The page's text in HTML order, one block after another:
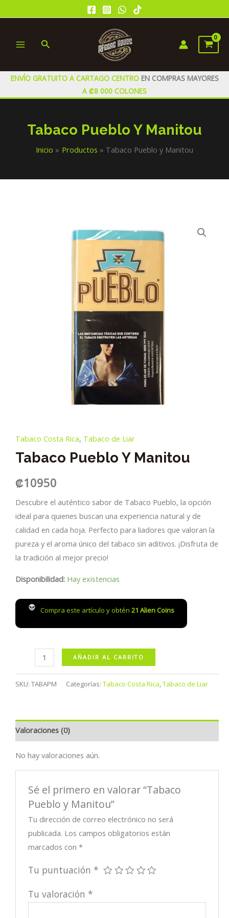
al
MENU
Buscar
ENVÍO GRATUITO A CARTAGO CENTRO EN COMPRAS MAYORES
A ₡8 000 COLONES
Tabaco Pueblo Y Manitou
Inicio Productos Tabaco Pueblo y Manitou
Tabaco Costa Rica, Tabaco de Liar
Tabaco Pueblo Y Manitou
₡10950
Descubre el auténtico sabor de Tabaco Pueblo, la opción
ideal para quienes buscan una experiencia natural y de
calidad en cada hoja. Perfecto para liadores que valoran la
pureza y el aroma único del tabaco sin aditivos. ¡Disfruta de
la tradición al mejor precio!
Disponibilidad: Hay existencias
Compra este artículo y obtén 21 Alien Coins
Pueblo
y
AÑADIR AL CARRITO
SKU: TABAPM Categorías: Tabaco Costa Rica,Tabaco de Liar
Valoraciones (0)
No hay valoraciones aún.
Sé el primero en valorar “Tabaco
Pueblo y Manitou”
Tu dirección de correo electrónico no será
publicada. Los campos obligatorios están
marcados con*
Tu puntuación *
Tu valoración *